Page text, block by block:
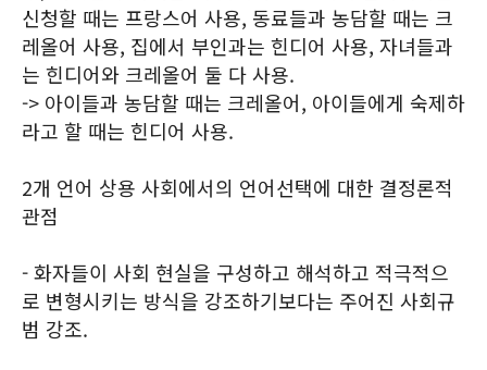
신청할 때는 프랑스어 사용, 동료들과 농담할 때는 크
레올어 사용, 집에서 부인과는 힌디어 사용, 자녀들과
는 힌디어와 크레올어 둘 다 사용.
-> 아이들과 농담할 때는 크레올어, 아이들에게 숙제하
라고 할 때는 힌디어 사용.
2개 언어 상용 사회에서의 언어선택에 대한 결정론적
관점
- 화자들이 사회 현실을 구성하고 해석하고 적극적으
로 변형시키는 방식을 강조하기보다는 주어진 사회규
범 강조.